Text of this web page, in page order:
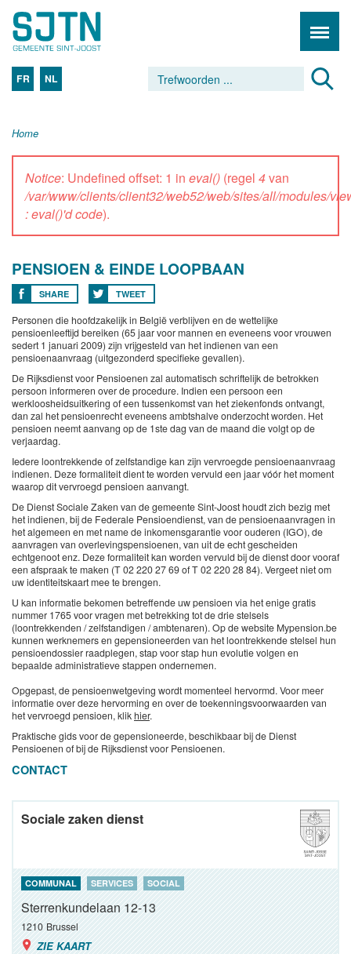
FR NL
Home
Notice: Undefined offset: 1 in eval() (regel 4van
/var/www/clients/client32/web52/web/sites/all/modules/
: eval()'d code).
PENSIOEN & EINDE LOOPBAAN
SHARE TWEET
Personen die hoofdzakelijk in België verblijven en de wettelijke
pensioenleeftijd bereiken (65 jaar voor mannen en eveneens voor vrouwen
sedert 1 januari 2009) zijn vrijgesteld van het indienen van een
pensioenaanvraag (uitgezonderd specifieke gevallen).
De Rijksdienst voor Pensioenen zal automatisch schriftelijk de betrokken
persoon informeren over de procedure. Indien een persoon een
werkloosheidsuitkering of een tussenkomst van het ziekenfonds ontvangt,
dan zal het pensioenrecht eveneens ambtshalve onderzocht worden. Het
pensioen neemt aanvang op de 1ste dag van de maand die volgt op de
verjaardag.
Iedere loontrekkende of zelfstandige kan zijn vervroegde pensioenaanvraag
indienen. Deze formaliteit dient te worden vervuld een jaar vóór het moment
waarop dit vervroegd pensioen aanvangt.
De Dienst Sociale Zaken van de gemeente Sint-Joost houdt zich bezig met
het indienen, bij de Federale Pensioendienst, van de pensioenaanvragen in
het algemeen en met name de inkomensgarantie voor ouderen (IGO), de
aanvragen van overlevingspensioenen, van uit de echt gescheiden
echtgenoot enz. Deze formaliteit kan worden vervuld bij de dienst door vooraf
een afspraak te maken (T 02 220 27 69 of T 02 220 28 84). Vergeet niet om
uw identiteitskaart mee te brengen.
U kan informatie bekomen betreffende uw pensioen via het enige gratis
nummer 1765 voor vragen met betrekking tot de drie stelsels
(loontrekkenden / zelfstandigen / ambtenaren). Op de website Mypension.be
kunnen werknemers en gepensioneerden van het loontrekkende stelsel hun
pensioendossier raadplegen, stap voor stap hun evolutie volgen en
bepaalde administratieve stappen ondernemen.
Opgepast, de pensioenwetgeving wordt momenteel hervormd. Voor meer
informatie over deze hervorming en over de toekenningsvoorwaarden van
het vervroegd pensioen, klikhier.
Praktische gids voor de gepensioneerde, beschikbaar bij de Dienst
Pensioenen of bij de Rijksdienst voor Pensioenen.
CONTACT
Sociale zaken dienst
COMMUNAL SERVICES SOCIAL
Sterrenkundelaan 12-13
1210 Brussel
ZIE KAART